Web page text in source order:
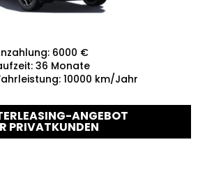
: 6000 €
: 36 Monate
: 10000 km/Jahr
ANGEBOT
PRIVATKUNDEN